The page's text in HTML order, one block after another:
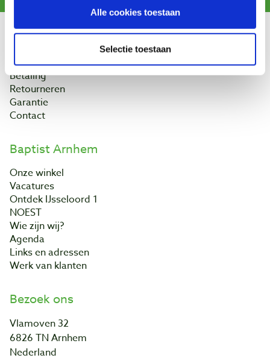
Alle cookies toestaan
Selectie toestaan
Klantenservice
Bestellen & levering
Betaling
Retourneren
Garantie
Contact
Baptist Arnhem
Onze winkel
Vacatures
Ontdek IJsseloord 1
NOEST
Wie zijn wij?
Agenda
Links en adressen
Werk van klanten
Bezoek ons
Vlamoven 32
6826 TN Arnhem
Nederland